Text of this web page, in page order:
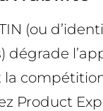
(ou
dégrade
la
Product